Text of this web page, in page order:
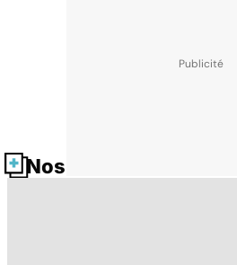
Nos fiches santé